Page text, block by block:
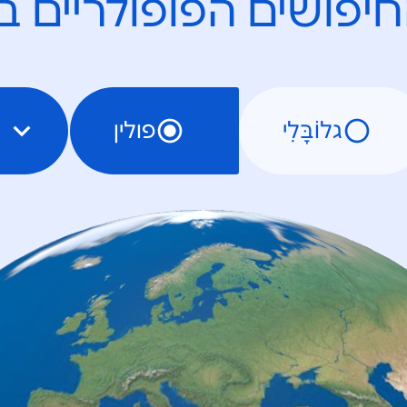
הפופולריים
גלוֹבָּלִי פולין